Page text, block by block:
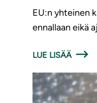
EU:n yhteinen
ennallaan eikä
LUE LISÄÄ